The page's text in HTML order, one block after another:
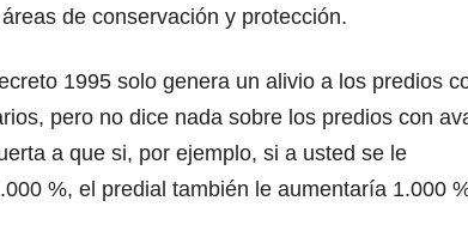
de conservación y protección.
1995 solo genera un alivio a los predios
pero no dice nada sobre los predios con
a que si, por ejemplo, si a usted se le
%, el predial también le aumentaría 1.000